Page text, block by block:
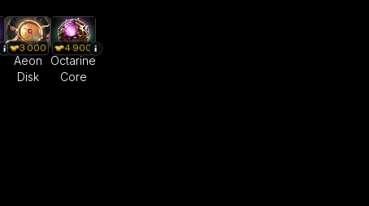
3 000
Aeon
Disk
4 900
Octarine
Core